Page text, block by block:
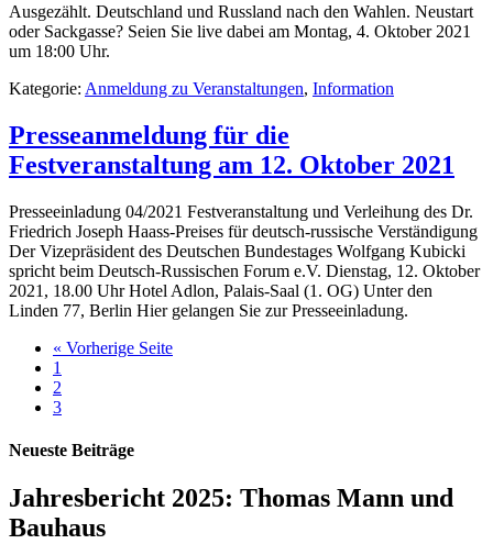
Ausgezählt. Deutschland und Russland nach den Wahlen. Neustart
oder Sackgasse? Seien Sie live dabei am Montag, 4. Oktober 2021
um 18:00 Uhr.
Kategorie: Anmeldung zu Veranstaltungen, Information
Presseanmeldung für die
Festveranstaltung am 12. Oktober 2021
Presseeinladung 04/2021 Festveranstaltung und Verleihung des Dr.
Friedrich Joseph Haass-Preises für deutsch-russische Verständigung
Der Vizepräsident des Deutschen Bundestages Wolfgang Kubicki
spricht beim Deutsch-Russischen Forum e.V. Dienstag, 12. Oktober
2021, 18.00 Uhr Hotel Adlon, Palais-Saal (1. OG) Unter den
Linden 77, Berlin Hier gelangen Sie zur Presseeinladung.
« Vorherige Seite
1
2
3
Neueste Beiträge
Jahresbericht 2025: Thomas Mann und
Bauhaus